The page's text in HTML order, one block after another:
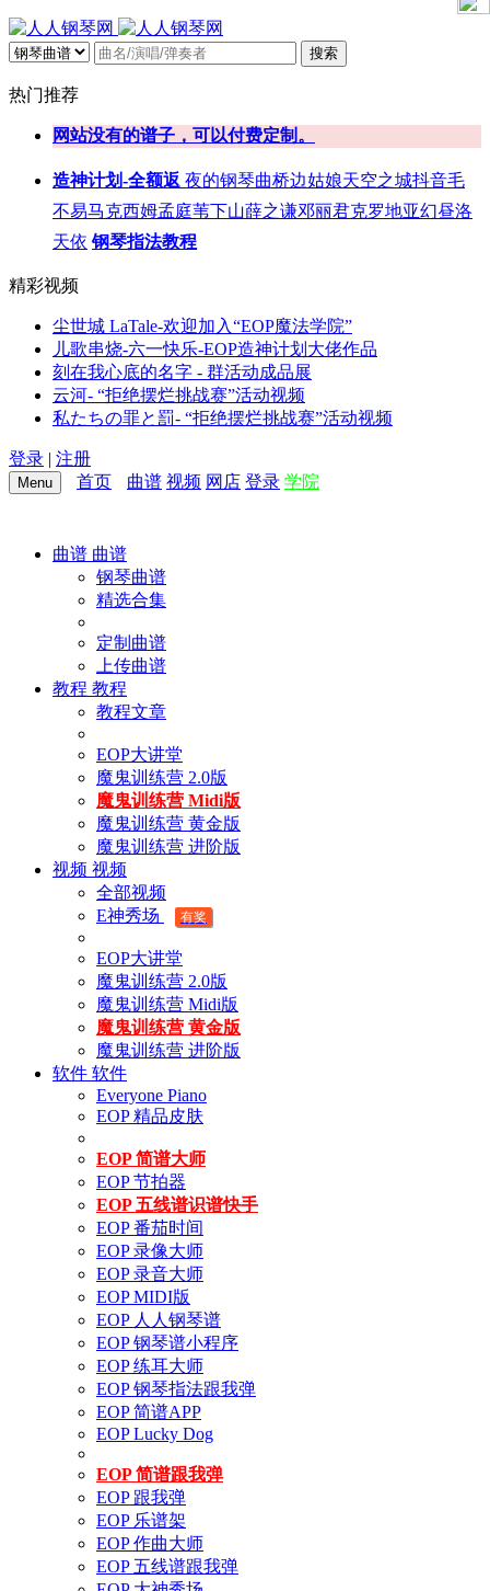
搜索
热门推荐
网站没有的谱子，可以付费定制。
造神计划-全额返 夜的钢琴曲桥边姑娘天空之城抖音毛
不易马克西姆孟庭苇下山薛之谦邓丽君克罗地亚幻昼洛
天依 钢琴指法教程
精彩视频
尘世城 LaTale-欢迎加入“EOP魔法学院”
儿歌串烧-六一快乐-EOP造神计划大佬作品
刻在我心底的名字 - 群活动成品展
云河- “拒绝摆烂挑战赛”活动视频
私たちの罪と罰- “拒绝摆烂挑战赛”活动视频
登录 | 注册
Menu 首页 曲谱 视频 网店 登录 学院
曲谱 曲谱
钢琴曲谱
精选合集
定制曲谱
上传曲谱
教程 教程
教程文章
EOP大讲堂
魔鬼训练营 2.0版
魔鬼训练营 Midi版
魔鬼训练营 黄金版
魔鬼训练营 进阶版
视频 视频
全部视频
E神秀场
有奖
EOP大讲堂
魔鬼训练营 2.0版
魔鬼训练营 Midi版
魔鬼训练营 黄金版
魔鬼训练营 进阶版
软件 软件
Everyone Piano
EOP 精品皮肤
EOP 简谱大师
EOP 节拍器
EOP 五线谱识谱快手
EOP 番茄时间
EOP 录像大师
EOP 录音大师
EOP MIDI版
EOP 人人钢琴谱
EOP 钢琴谱小程序
EOP 练耳大师
EOP 钢琴指法跟我弹
EOP 简谱APP
EOP Lucky Dog
EOP 简谱跟我弹
EOP 跟我弹
EOP 乐谱架
EOP 作曲大师
EOP 五线谱跟我弹